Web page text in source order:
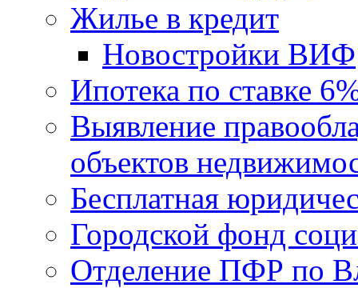
Жилье в кредит
Новостройки ВИФ
Ипотека по ставке
Выявление
объектов
Бесплатная
Городской фонд
Отделение ПФР по